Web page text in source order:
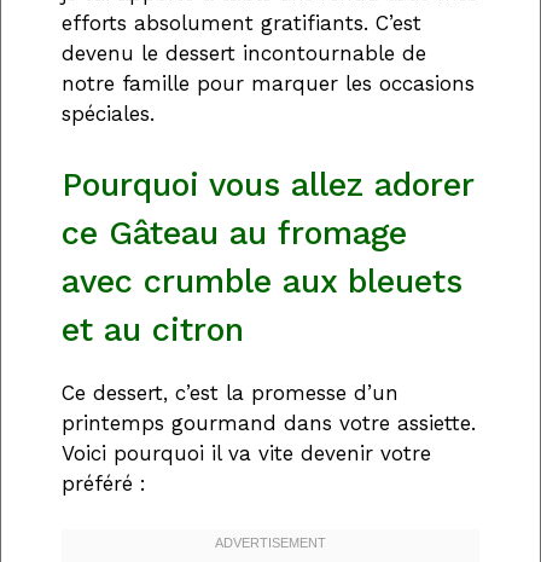
efforts absolument gratifiants. C’est
devenu le dessert incontournable de
notre famille pour marquer les occasions
spéciales.
Pourquoi vous allez adorer
ce Gâteau au fromage
avec crumble aux bleuets
et au citron
Ce dessert, c’est la promesse d’un
printemps gourmand dans votre assiette.
Voici pourquoi il va vite devenir votre
préféré :